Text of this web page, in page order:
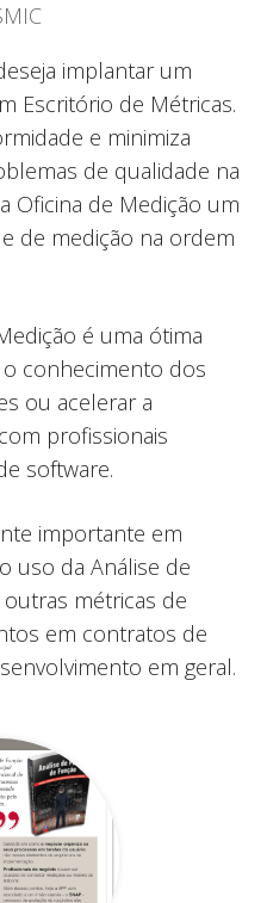
implantar um
Escritório de Métricas.
e minimiza
de qualidade na
Oficina de Medição um
de medição na ordem
é uma ótima
conhecimento dos
ou acelerar a
profissionais
software.
importante em
uso da Análise de
métricas de
em contratos de
em geral.